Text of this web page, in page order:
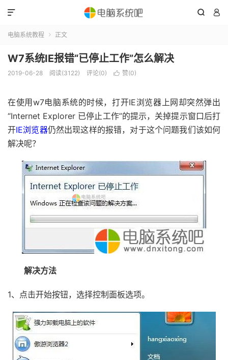
 

电脑系统教程  正文
W7系统IE报错“已停止工作”怎么解决
2019-06-28 阅读(3122) 评论(0)  赞(0)
在使用w7电脑系统的时候，打开IE浏览器上网却突然弹出
“Internet Explorer 已停止工作”的提示，关掉提示窗口后打
开IE浏览器仍然出现这样的报错，对于这个问题我们该如何
解决呢？
解决方法
1、点击开始按钮，选择控制面板选项。